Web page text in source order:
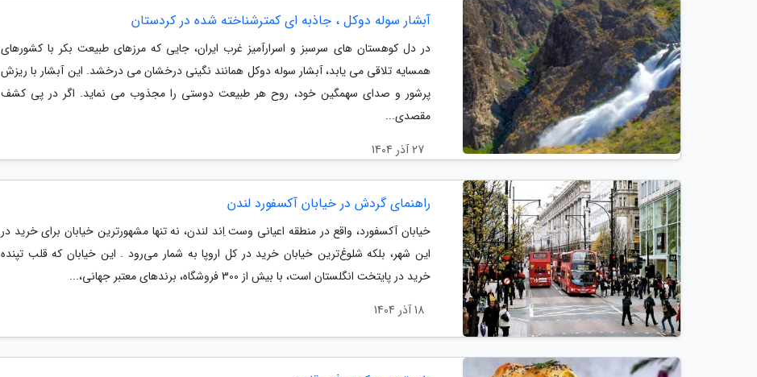
آبشار سوله دوکل ، جاذبه ای کمترشناخته شده در کردستان
در دل کوهستان های سرسبز و اسرارآمیز غرب ایران، جایی که مرزهای طبیعت بکر با کشورهای
همسایه تلاقی می یابد، آبشار سوله دوکل همانند نگینی درخشان می درخشد. این آبشار با ریزش
پرشور و صدای سهمگین خود، روح هر طبیعت دوستی را مجذوب می نماید. اگر در پی کشف
مقصدی...
27 آذر 1404
راهنمای گردش در خیابان آکسفورد لندن
خیابان آکسفورد، واقع در منطقه اعیانی وست اِند لندن، نه تنها مشهورترین خیابان برای خرید در
این شهر، بلکه شلوغ‌ترین خیابان خرید در کل اروپا به شمار می‌رود . این خیابان که قلب تپنده
خرید در پایتخت انگلستان است، با بیش از 300 فروشگاه، برندهای معتبر جهانی،...
18 آذر 1404